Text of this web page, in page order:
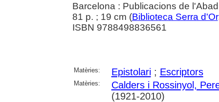
Barcelona : Publicacions de
81 p. ; 19 cm (Biblioteca Serra d'Or
ISBN 9788498836561
Matèries: Epistolari; Escriptors
Matèries:
Calders i Rossinyol,
(1921-2010)